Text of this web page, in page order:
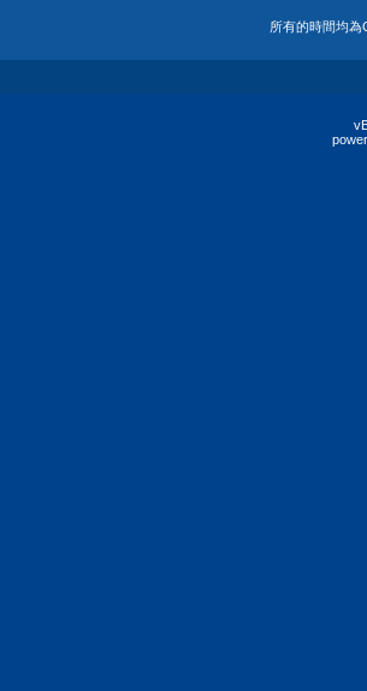
所有的時間均為